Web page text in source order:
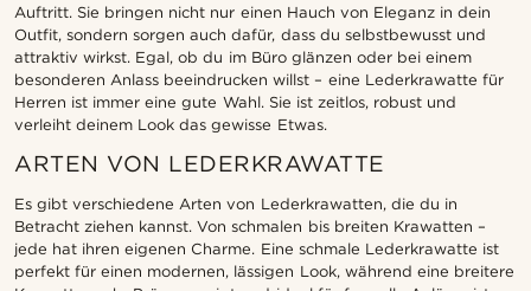
Auftritt. Sie bringen nicht nur einen Hauch von Eleganz in dein
Outfit, sondern sorgen auch dafür, dass du selbstbewusst und
attraktiv wirkst. Egal, ob du im Büro glänzen oder bei einem
besonderen Anlass beeindrucken willst – eine Lederkrawatte für
Herren ist immer eine gute Wahl. Sie ist zeitlos, robust und
verleiht deinem Look das gewisse Etwas.
ARTEN VON LEDERKRAWATTE
Es gibt verschiedene Arten von Lederkrawatten, die du in
Betracht ziehen kannst. Von schmalen bis breiten Krawatten –
jede hat ihren eigenen Charme. Eine schmale Lederkrawatte ist
perfekt für einen modernen, lässigen Look, während eine breitere